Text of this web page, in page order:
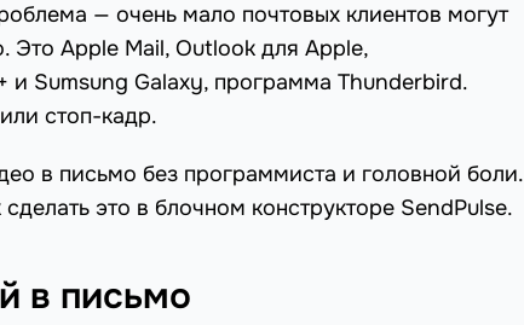
— очень мало почтовых клиентов могут
Это Apple Mail, Outlook для Apple,
и Sumsung Galaxy, программа Thunderbird.
стоп-кадр.
в письмо без программиста и головной боли.
это в блочном конструкторе SendPulse.
в письмо